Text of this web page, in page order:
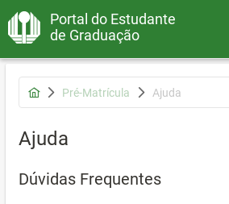
Portal do Estudante
de Graduação
Pré-Matrícula Ajuda
Ajuda
Dúvidas Frequentes